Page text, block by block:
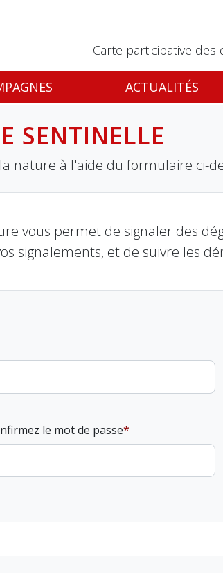
Carte participative
ACTUALITÉS
SENTINELLE
nature à l'aide du formulaire ci-
vous permet de signaler des
signalements, et de suivre les
le mot de passe